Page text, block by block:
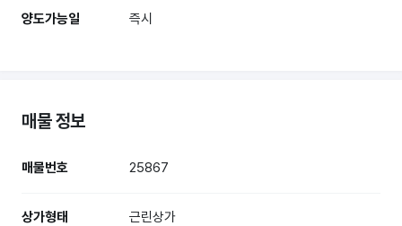
양도가능일 즉시
매물 정보
매물번호 25867
상가형태 근린상가